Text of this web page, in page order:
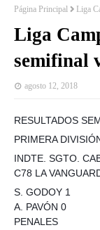
Página Principal Liga
Liga
semifinal
agosto 12, 2018
RESULTADOS
PRIMERA
INDTE. SGTO.
C78 LA
S. GODOY 1
A. PAVÓN 0
PENALES